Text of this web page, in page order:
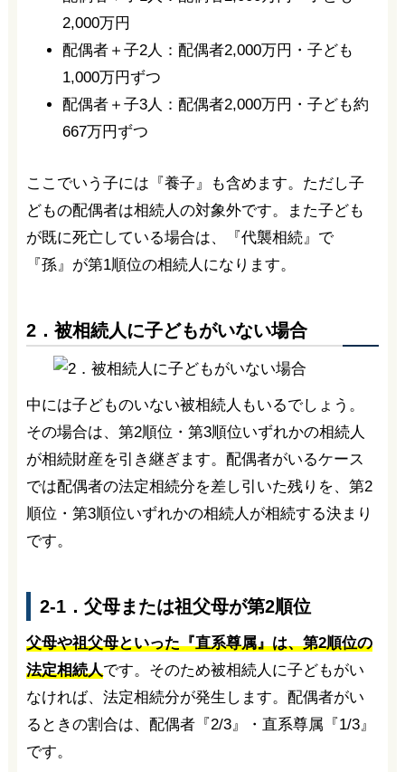
2,000万円
配偶者＋子2人：配偶者2,000万円・子ども
1,000万円ずつ
配偶者＋子3人：配偶者2,000万円・子ども約
667万円ずつ
ここでいう子には『養子』も含めます。ただし子
どもの配偶者は相続人の対象外です。また子ども
が既に死亡している場合は、『代襲相続』で
『孫』が第1順位の相続人になります。
2．被相続人に子どもがいない場合
中には子どものいない被相続人もいるでしょう。
その場合は、第2順位・第3順位いずれかの相続人
が相続財産を引き継ぎます。配偶者がいるケース
では配偶者の法定相続分を差し引いた残りを、第2
順位・第3順位いずれかの相続人が相続する決まり
です。
2-1．父母または祖父母が第2順位
父母や祖父母といった『直系尊属』は、第2順位の
法定相続人です。そのため被相続人に子どもがい
なければ、法定相続分が発生します。配偶者がい
るときの割合は、配偶者『2/3』・直系尊属『1/3』
です。